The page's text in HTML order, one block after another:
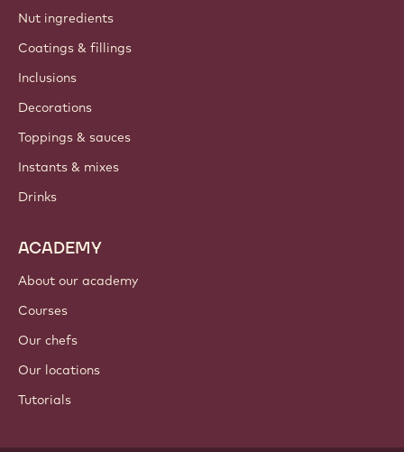
Nut ingredients
Coatings & fillings
Inclusions
Decorations
Toppings & sauces
Instants & mixes
Drinks
ACADEMY
About our academy
Courses
Our chefs
Our locations
Tutorials